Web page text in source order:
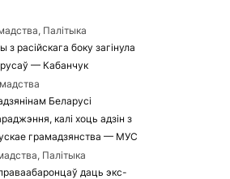
Палітыка
з расійскага боку загінула
— Кабанчук
Беларусі
калі хоць адзін з
грамадзянства — МУС
Палітыка
даць экс-